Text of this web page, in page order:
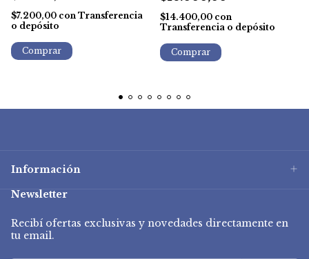
$7.200,00 con Transferencia
o depósito
$14.400,00 con
Transferencia o depósito
Información
Newsletter
Recibí ofertas exclusivas y novedades directamente en
tu email.